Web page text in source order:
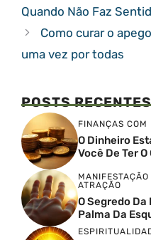
Quando Não Faz
Como curar o
uma vez por todas
POSTS RECENTES
FINANÇAS COM
O Dinheiro
Você De Ter
ATRAÇÃO
O Segredo Da
Palma Da